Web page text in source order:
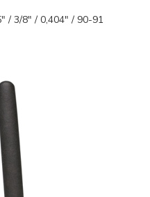
/ 3/8" / 0,404" / 90-91